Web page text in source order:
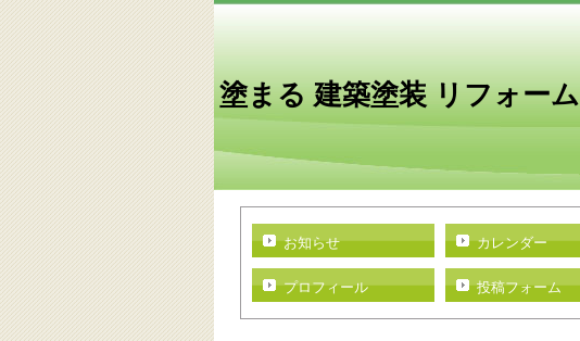
塗まる 建築塗装 リフォーム
お知らせ カレンダー
プロフィール 投稿フォーム